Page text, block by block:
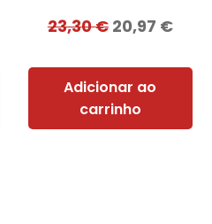
23,30€ 20,97 €
Adicionar ao
carrinho